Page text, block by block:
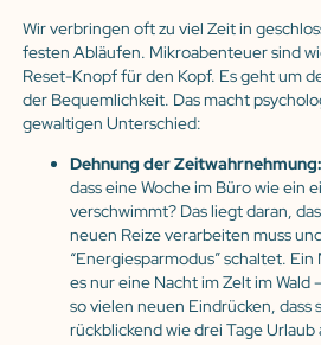
Wir verbringen oft zu viel Zeit in
festen Abläufen. Mikroabenteuer sind
Reset-Knopf für den Kopf. Es geht um
der Bequemlichkeit. Das macht
gewaltigen Unterschied:
Dehnung der Zeitwahrnehmung:
dass eine Woche im Büro wie ein
verschwimmt? Das liegt daran,
neuen Reize verarbeiten muss
“Energiesparmodus” schaltet.
es nur eine Nacht im Zelt im
so vielen neuen Eindrücken, dass
rückblickend wie drei Tage